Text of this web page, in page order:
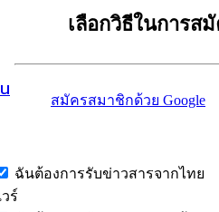
เลือกวิธีในการส
สมัครสมาชิกด้วย Google
ฉันต้องการรับข่าวสารจากไทย
ร์